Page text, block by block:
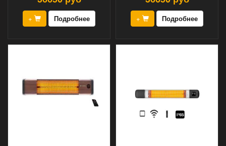
+ Подробнее + Подробнее